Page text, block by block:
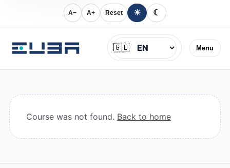
A− A+ Reset ☀ ☾
Menu
Jazyk
🇬🇧
Course was not found. Back to home